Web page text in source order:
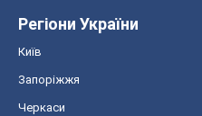
Регіони України
Київ
Запоріжжя
Черкаси